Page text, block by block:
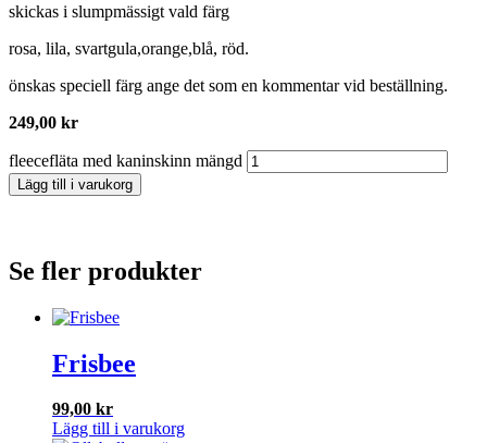
skickas i slumpmässigt vald färg
rosa, lila, svartgula,orange,blå, röd.
önskas speciell färg ange det som en kommentar vid beställning.
249,00 kr
fleecefläta med kaninskinn mängd
Lägg till i varukorg
Se fler produkter
Frisbee
99,00 kr
Lägg till i varukorg